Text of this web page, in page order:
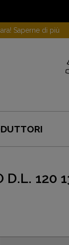
Saperne di più
D.L. 120